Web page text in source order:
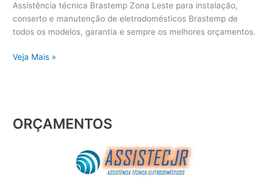
Assistência técnica Brastemp Zona Leste para instalação,
conserto e manutenção de eletrodomésticos Brastemp de
todos os modelos, garantia e sempre os melhores orçamentos.
Veja Mais »
ORÇAMENTOS